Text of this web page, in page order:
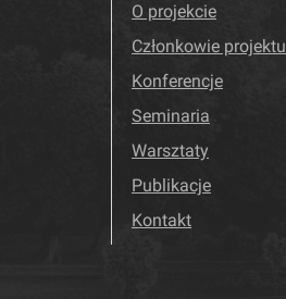
O projekcie
Członkowie projektu
Konferencje
Seminaria
Warsztaty
Publikacje
Kontakt